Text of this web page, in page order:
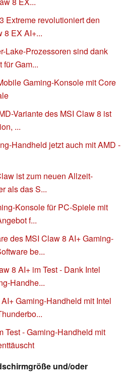
Extreme revolutioniert den
8 EX AI+...
Lake-Prozessoren sind dank
Gam...
Gaming-Konsole mit Core
Variante des MSI Claw 8 ist
...
Handheld jetzt auch mit AMD -
ist zum neuen Allzeit-
als das S...
Konsole für PC-Spiele mit
f...
des MSI Claw 8 AI+ Gaming-
be...
8 AI+ im Test - Dank Intel
Handhe...
Gaming-Handheld mit Intel
Test - Gaming-Handheld mit
und/oder